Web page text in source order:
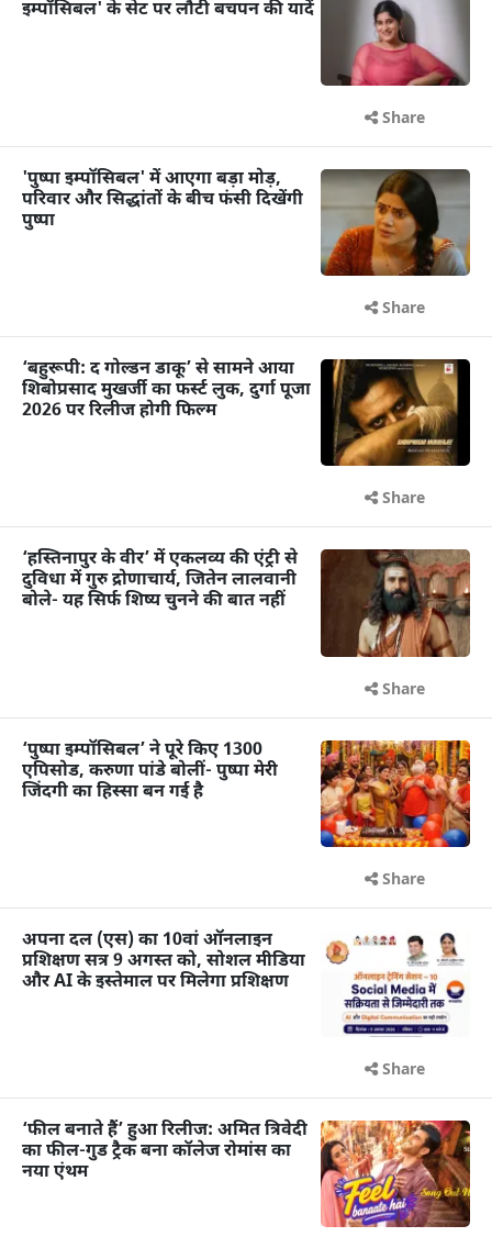
इम्पॉसिबल' के सेट पर लौटी बचपन की यादें
Share
'पुष्पा इम्पॉसिबल' में आएगा बड़ा मोड़,
परिवार और सिद्धांतों के बीच फंसी दिखेंगी
पुष्पा
Share
‘बहुरूपी: द गोल्डन डाकू’ से सामने आया
शिबोप्रसाद मुखर्जी का फर्स्ट लुक, दुर्गा पूजा
2026 पर रिलीज होगी फिल्म
Share
‘हस्तिनापुर के वीर’ में एकलव्य की एंट्री से
दुविधा में गुरु द्रोणाचार्य, जितेन लालवानी
बोले- यह सिर्फ शिष्य चुनने की बात नहीं
Share
‘पुष्पा इम्पॉसिबल’ ने पूरे किए 1300
एपिसोड, करुणा पांडे बोलीं- पुष्पा मेरी
जिंदगी का हिस्सा बन गई है
Share
अपना दल (एस) का 10वां ऑनलाइन
प्रशिक्षण सत्र 9 अगस्त को, सोशल मीडिया
और AI के इस्तेमाल पर मिलेगा प्रशिक्षण
Share
‘फील बनाते हैं’ हुआ रिलीज: अमित त्रिवेदी
का फील-गुड ट्रैक बना कॉलेज रोमांस का
नया एंथम